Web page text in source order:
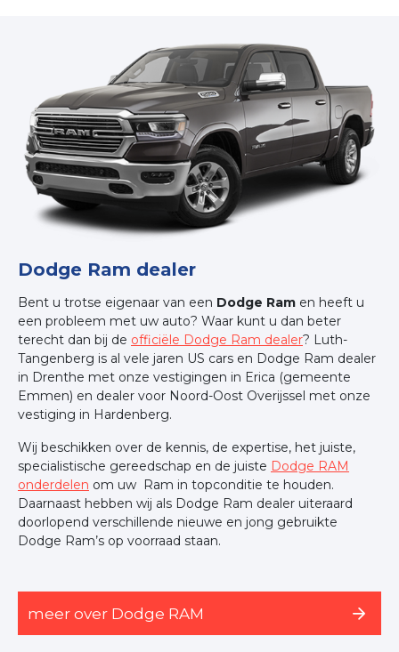
Dodge Ram dealer
Bent u trotse eigenaar van een Dodge Ram en heeft u
een probleem met uw auto? Waar kunt u dan beter
terecht dan bij de officiële Dodge Ram dealer? Luth-
Tangenberg is al vele jaren US cars en Dodge Ram dealer
in Drenthe met onze vestigingen in Erica (gemeente
Emmen) en dealer voor Noord-Oost Overijssel met onze
vestiging in Hardenberg.
Wij beschikken over de kennis, de expertise, het juiste,
specialistische gereedschap en de juiste Dodge RAM
onderdelen om uw Ram in topconditie te houden.
Daarnaast hebben wij als Dodge Ram dealer uiteraard
doorlopend verschillende nieuwe en jong gebruikte
Dodge Ram’s op voorraad staan.
meer over Dodge RAM